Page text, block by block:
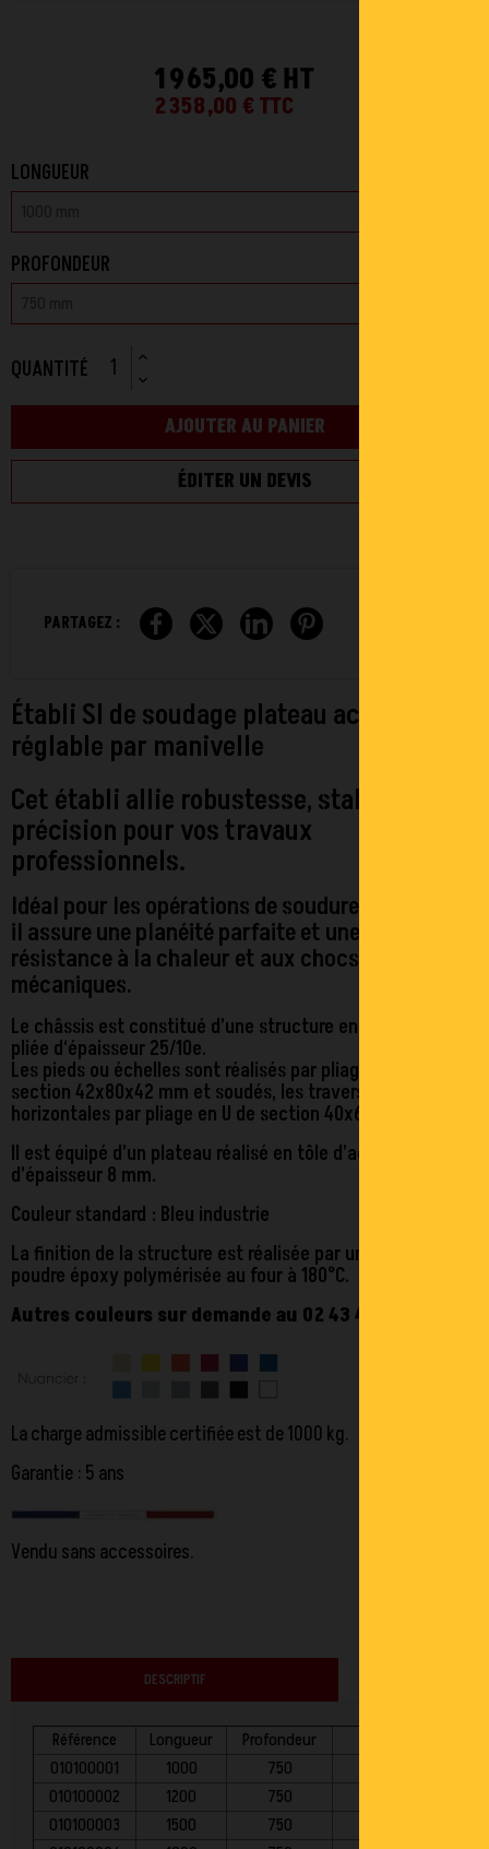
1 965,00 € HT
2 358,00 € TTC
LONGUEUR
PROFONDEUR
QUANTITÉ
AJOUTER AU PANIER
ÉDITER UN DEVIS
PARTAGEZ :
Établi SI de soudage plateau acier 8mm
réglable par manivelle
Cet établi allie robustesse, stabilité et
précision pour vos travaux
professionnels.
Idéal pour les opérations de soudure exigeantes,
il assure une planéité parfaite et une excellente
résistance à la chaleur et aux chocs
mécaniques.
Le châssis est constitué d’une structure en tôle d’acier
pliée d‘épaisseur 25/10e.
Les pieds ou échelles sont réalisés par pliage en U de
section 42x80x42 mm et soudés, les traverses
horizontales par pliage en U de section 40x60x40 mm.
Il est équipé d’un plateau réalisé en tôle d’acier
d’épaisseur 8 mm.
Couleur standard : Bleu industrie
La finition de la structure est réalisée par une peinture en
poudre époxy polymérisée au four à 180°C.
Autres couleurs sur demande au 02 43 45 01 10
La charge admissible certifiée est de 1000 kg.
Garantie : 5 ans
Vendu sans accessoires.
DESCRIPTIF
Référence Longueur
Profondeur
010100001
1000
750
010100002
1200
750
010100003
1500
750